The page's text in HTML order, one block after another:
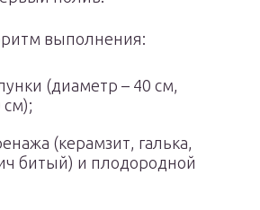
выполнения:
(диаметр – 40 см,
см);
(керамзит, галька,
битый) и плодородной